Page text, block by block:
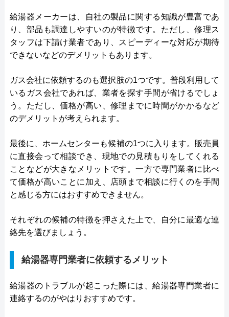
給湯器メーカーは、自社の製品に関する知識が豊富であ
り、部品も調達しやすいのが特徴です。ただし、修理ス
タッフは下請け業者であり、スピーディーな対応が期待
できないなどのデメリットもあります。
ガス会社に依頼するのも選択肢の1つです。普段利用して
いるガス会社であれば、業者を探す手間が省けるでしょ
う。ただし、価格が高い、修理までに時間がかかるなど
のデメリットが考えられます。
最後に、ホームセンターも候補の1つに入ります。販売員
に直接会って相談でき、現地での見積もりをしてくれる
ことなどが大きなメリットです。一方で専門業者に比べ
て価格が高いことに加え、店頭まで相談に行くのを手間
と感じる方にはおすすめできません。
それぞれの候補の特徴を押さえた上で、自分に最適な連
絡先を選びましょう。
給湯器専門業者に依頼するメリット
給湯器のトラブルが起こった際には、給湯器専門業者に
連絡するのがやはりおすすめです。